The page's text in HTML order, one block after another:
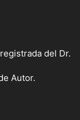
del Dr.
Autor.